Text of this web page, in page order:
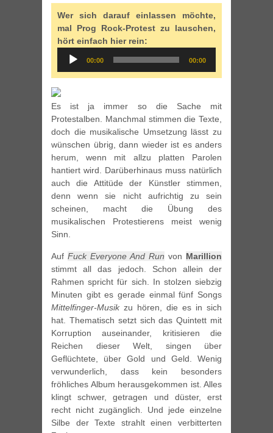
Wer sich darauf einlassen möchte,
mal Prog Rock-Protest zu lauschen,
hört einfach hier rein:
Audio
Player
00:00 00:00
Es ist ja immer so die Sache mit
Protestalben. Manchmal stimmen die Texte,
doch die musikalische Umsetzung lässt zu
wünschen übrig, dann wieder ist es anders
herum, wenn mit allzu platten Parolen
hantiert wird. Darüberhinaus muss natürlich
auch die Attitüde der Künstler stimmen,
denn wenn sie nicht aufrichtig zu sein
scheinen, macht die Übung des
musikalischen Protestierens meist wenig
Sinn.
Auf Fuck Everyone And Run von Marillion
stimmt all das jedoch. Schon allein der
Rahmen spricht für sich. In stolzen siebzig
Minuten gibt es gerade einmal fünf Songs
Mittelfinger-Musikzu hören, die es in sich
hat. Thematisch setzt sich das Quintett mit
Korruption auseinander, kritisieren die
Reichen dieser Welt, singen über
Geflüchtete, über Gold und Geld. Wenig
verwunderlich, dass kein besonders
fröhliches Album herausgekommen ist. Alles
klingt schwer, getragen und düster, erst
recht nicht zugänglich. Und jede einzelne
Silbe der Texte strahlt einen verbitterten